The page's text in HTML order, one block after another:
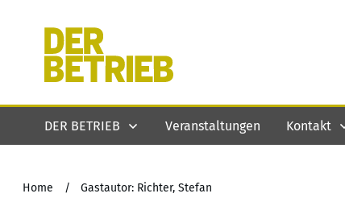
DER BETRIEB Veranstaltungen Kontakt
Home / Gastautor: Richter, Stefan